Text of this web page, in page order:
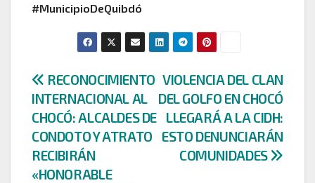
#MunicipioDeQuibdó
Navegación
de
entradas
VIOLENCIA DEL CLAN
DEL GOLFO EN CHOCÓ
LLEGARÁ A LA CIDH:
ESTO DENUNCIARÁN
COMUNIDADES
RECONOCIMIENTO
INTERNACIONAL AL
CHOCÓ: ALCALDES DE
CONDOTO Y ATRATO
RECIBIRÁN
«HONORABLE